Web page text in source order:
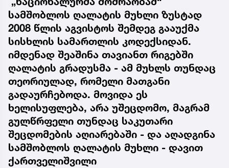
სამშობლოს ღალატის მუხლი ზუსტად
2008 წლის აგვისტოს შემდეგ გააუქმა
სისხლის სამართლის კოდექსიდან.
იმდენად შეაშინა თავიანთ რიგებში
ღალატის გრადუსმა - ამ მუხლს თუნდაც
თეორიულად, რომელი მათგანი
გადაურჩებოდა. მოვიდა ეს
ხელისუფლება, არა უშეცდომო, მაგრამ
გულწრფელი თუნდაც საკუთარი
შეცდომების აღიარებაში - და აღადგინა
სამშობლოს ღალატის მუხლი - დავით
ქართველიშვილი